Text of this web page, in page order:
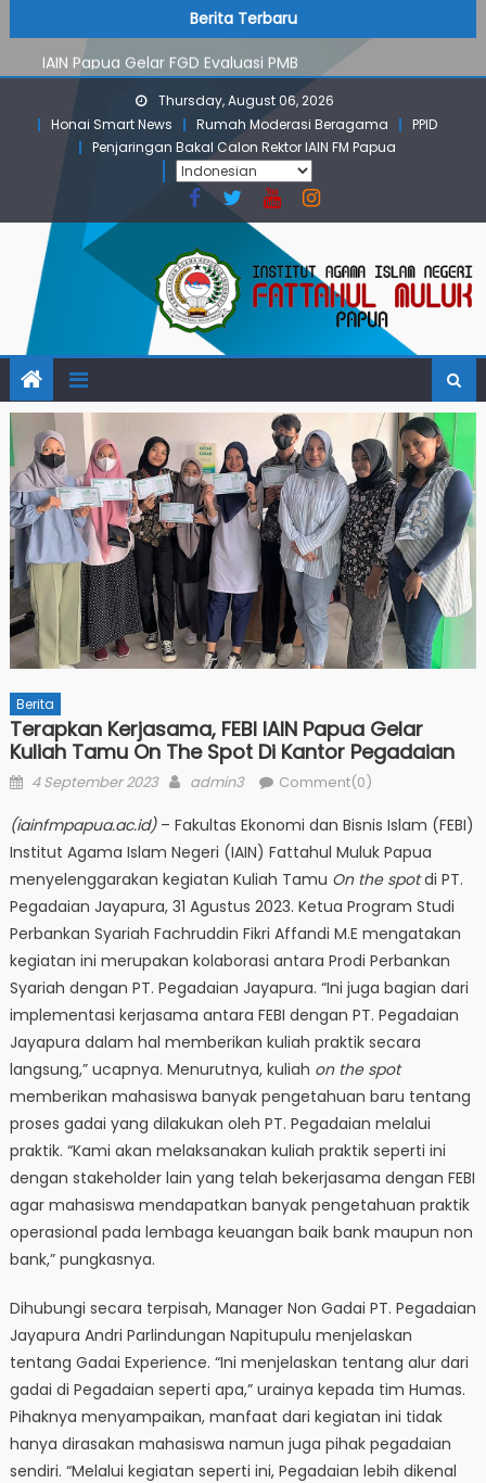
to
content
Berita Terbaru
IAIN Papua Gelar FGD Evaluasi PMB
KKN IAIN Papua: Kelompok Skow Sae Kolaborasi dengan
KKN UGM dan Uncen
Para Mahasiswa PGMI IAIN Papua Tembus Jurnal
Terindeks Google Scholar
Pembekalan KKN: Bangun Komunikasi Aktif dengan
Masyarakat
PMB Jalur Mandiri: Peserta Ujian Dari Lanny Jaya Hingga
Maluku
Thursday, August 06, 2026
Honai Smart News
Rumah Moderasi Beragama
PPID
Penjaringan Bakal Calon Rektor IAIN FM Papua
Berita
Terapkan Kerjasama, FEBI IAIN Papua Gelar
Kuliah Tamu On The Spot Di Kantor Pegadaian
Posted
4 September 2023 Author
admin3 Comment(0)
(iainfmpapua.ac.id)– Fakultas Ekonomi dan Bisnis Islam (FEBI)
Institut Agama Islam Negeri (IAIN) Fattahul Muluk Papua
menyelenggarakan kegiatan Kuliah Tamu On the spotdi PT.
Pegadaian Jayapura, 31 Agustus 2023. Ketua Program Studi
Perbankan Syariah Fachruddin Fikri Affandi M.E mengatakan
kegiatan ini merupakan kolaborasi antara Prodi Perbankan
Syariah dengan PT. Pegadaian Jayapura. “Ini juga bagian dari
implementasi kerjasama antara FEBI dengan PT. Pegadaian
Jayapura dalam hal memberikan kuliah praktik secara
langsung,” ucapnya. Menurutnya, kuliah on the spot
memberikan mahasiswa banyak pengetahuan baru tentang
proses gadai yang dilakukan oleh PT. Pegadaian melalui
praktik. “Kami akan melaksanakan kuliah praktik seperti ini
dengan stakeholder lain yang telah bekerjasama dengan FEBI
agar mahasiswa mendapatkan banyak pengetahuan praktik
operasional pada lembaga keuangan baik bank maupun non
bank,” pungkasnya.
Dihubungi secara terpisah, Manager Non Gadai PT. Pegadaian
Jayapura Andri Parlindungan Napitupulu menjelaskan
tentang Gadai Experience. “Ini menjelaskan tentang alur dari
gadai di Pegadaian seperti apa,” urainya kepada tim Humas.
Pihaknya menyampaikan, manfaat dari kegiatan ini tidak
hanya dirasakan mahasiswa namun juga pihak pegadaian
sendiri. “Melalui kegiatan seperti ini, Pegadaian lebih dikenal